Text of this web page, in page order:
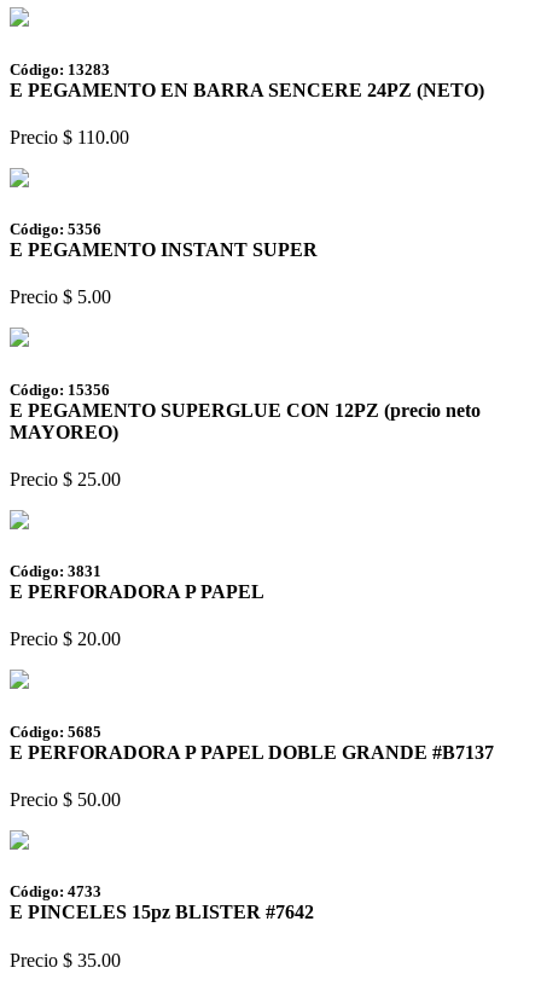
Código: 13283
E PEGAMENTO EN BARRA SENCERE 24PZ (NETO)
Precio $ 110.00
Código: 5356
E PEGAMENTO INSTANT SUPER
Precio $ 5.00
Código: 15356
E PEGAMENTO SUPERGLUE CON 12PZ (precio neto
MAYOREO)
Precio $ 25.00
Código: 3831
E PERFORADORA P PAPEL
Precio $ 20.00
Código: 5685
E PERFORADORA P PAPEL DOBLE GRANDE #B7137
Precio $ 50.00
Código: 4733
E PINCELES 15pz BLISTER #7642
Precio $ 35.00